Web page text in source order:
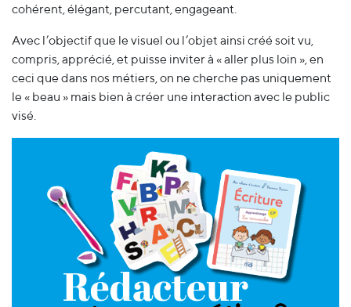
cohérent, élégant, percutant, engageant.
Avec l’objectif que le visuel ou l’objet ainsi créé soit vu,
compris, apprécié, et puisse inviter à « aller plus loin », en
ceci que dans nos métiers, on ne cherche pas uniquement
le « beau » mais bien à créer une interaction avec le public
visé.